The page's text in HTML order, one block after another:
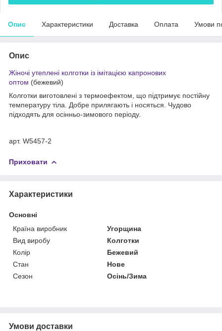
Опис Характеристики Доставка Оплата Умови
Опис
Жіночі утеплені колготки із імітацією капронових
оптом (бежевий)
Колготки виготовлені з термоефектом, що підтримує постійну
температуру тіла. Добре прилягають і носяться. Чудово
підходять для осінньо-зимового періоду.
арт. W5457-2
Приховати
Характеристики
Основні
Країна виробник
Угорщина
Вид виробу
Колготки
Колір
Бежевий
Стан
Нове
Сезон
Осінь/Зима
Умови доставки